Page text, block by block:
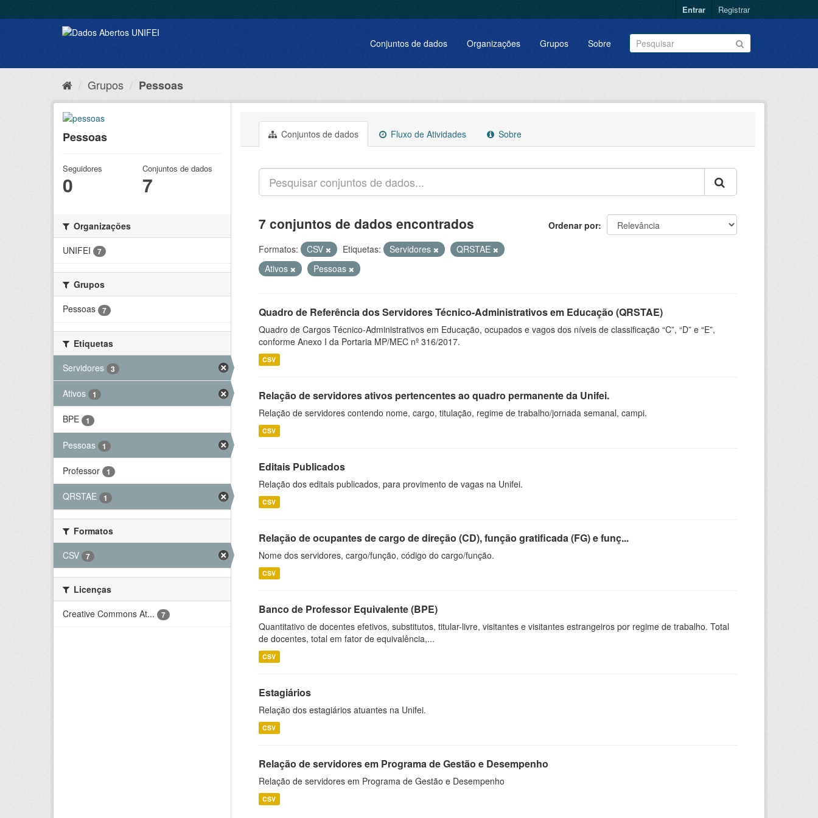
Entrar Registrar
Conjuntos de dados Organizações Grupos Sobre
Grupos Pessoas
Pessoas
Seguidores
0
Conjuntos de dados
7
Organizações
UNIFEI
7
Grupos
Pessoas
7
Etiquetas
Servidores
3
Ativos 1
BPE 1
Pessoas 1
Professor 1
QRSTAE 1
Formatos
CSV
7
Licenças
Creative Commons At...
7
Conjuntos de dados Fluxo de Atividades Sobre
Ordenar por
7 conjuntos de dados encontrados
Formatos: CSV Etiquetas: Servidores
QRSTAE
Ativos
Pessoas
Quadro de Referência dos Servidores Técnico-Administrativos em Educação (QRSTAE)
Quadro de Cargos Técnico-Administrativos em Educação, ocupados e vagos dos níveis de classificação “C”, “D” e “E”,
conforme Anexo I da Portaria MP/MEC nº 316/2017.
CSV
Relação de servidores ativos pertencentes ao quadro permanente da Unifei.
Relação de servidores contendo nome, cargo, titulação, regime de trabalho/jornada semanal, campi.
CSV
Editais Publicados
Relação dos editais publicados, para provimento de vagas na Unifei.
CSV
Relação de ocupantes de cargo de direção (CD), função gratificada (FG) e funç...
Nome dos servidores, cargo/função, código do cargo/função.
CSV
Banco de Professor Equivalente (BPE)
Quantitativo de docentes efetivos, substitutos, titular-livre, visitantes e visitantes estrangeiros por regime de trabalho. Total
de docentes, total em fator de equivalência,...
CSV
Estagiários
Relação dos estagiários atuantes na Unifei.
CSV
Relação de servidores em Programa de Gestão e Desempenho
Relação de servidores em Programa de Gestão e Desempenho
CSV